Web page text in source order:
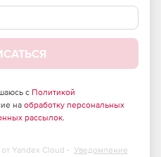
с Политикой
на обработку персональных
рассылок.
Yandex Cloud - Уведомление